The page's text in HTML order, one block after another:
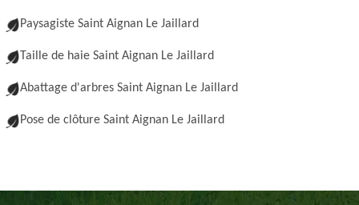
Paysagiste Saint Aignan Le Jaillard
Taille de haie Saint Aignan Le Jaillard
Abattage d'arbres Saint Aignan Le Jaillard
Pose de clôture Saint Aignan Le Jaillard